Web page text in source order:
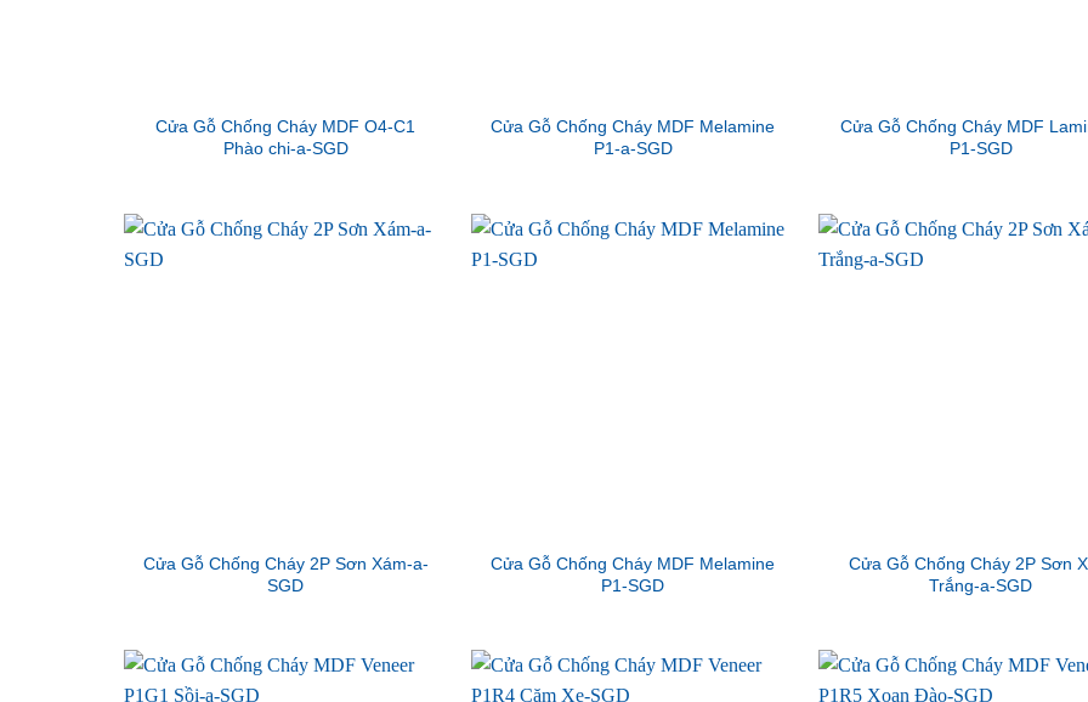
Cửa Gỗ Chống Cháy MDF O4-C1
Phào chi-a-SGD
Cửa Gỗ Chống Cháy MDF Melamine
P1-a-SGD
Cửa Gỗ Chống Cháy MDF
P1-SGD
Cửa Gỗ Chống Cháy 2P Sơn Xám-a-
SGD
Cửa Gỗ Chống Cháy MDF Melamine
P1-SGD
Cửa Gỗ Chống Cháy 2P Sơn
Trắng-a-SGD